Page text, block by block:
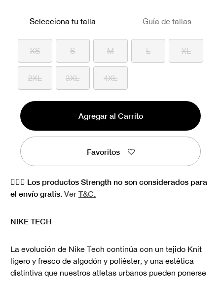
Selecciona tu talla Guía de tallas
XS S M L XL
2XL 3XL 4XL
Agregar al Carrito
Favoritos
🏋🏻‍♀️ Los productos Strength no son considerados para
el envío gratis. Ver T&C.
NIKE TECH
La evolución de Nike Tech continúa con un tejido Knit
ligero y fresco de algodón y poliéster, y una estética
distintiva que nuestros atletas urbanos pueden ponerse